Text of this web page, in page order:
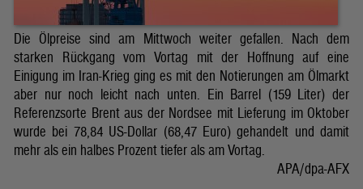
Die Ölpreise sind am Mittwoch weiter gefallen. Nach dem
starken Rückgang vom Vortag mit der Hoffnung auf eine
Einigung im Iran-Krieg ging es mit den Notierungen am Ölmarkt
aber nur noch leicht nach unten. Ein Barrel (159 Liter) der
Referenzsorte Brent aus der Nordsee mit Lieferung im Oktober
wurde bei 78,84 US-Dollar (68,47 Euro) gehandelt und damit
mehr als ein halbes Prozent tiefer als am Vortag.
APA/dpa-AFX